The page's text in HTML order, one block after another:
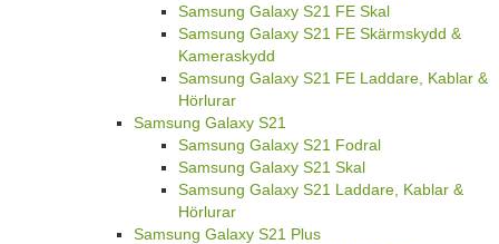
Samsung Galaxy S21 FE Skal
Samsung Galaxy S21 FE Skärmskydd &
Kameraskydd
Samsung Galaxy S21 FE Laddare, Kablar &
Hörlurar
Samsung Galaxy S21
Samsung Galaxy S21 Fodral
Samsung Galaxy S21 Skal
Samsung Galaxy S21 Laddare, Kablar &
Hörlurar
Samsung Galaxy S21 Plus